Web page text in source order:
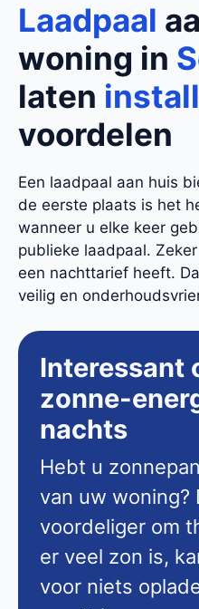
Laadpaal
woning in
laten
voordelen
Een laadpaal aan huis
de eerste plaats is het
wanneer u elke keer
publieke laadpaal.
een nachttarief heeft.
veilig en
Interessant
zonne-
nachts
Hebt u
van uw woning?
voordeliger om
er veel zon is,
voor niets